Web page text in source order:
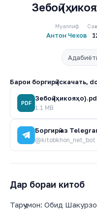
Барои боргирӣ (скачать,
PDF
Зебоӣ
1.1 MB
Боргирӣ аз
@kitobkhon_net_bot
Зебоӣ
Муаллиф
Антон Чехов
Дар бораи китоб
Тарҷумон: Обид